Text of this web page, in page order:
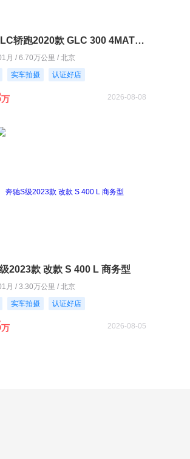
奔驰GLC轿跑2020款 GLC 300 4MATIC 轿跑SUV
月 / 6.70万公里 / 北京
实车拍摄 认证好店
万 2026-08-08
2023款 改款 S 400 L 商务型
月 / 3.30万公里 / 北京
实车拍摄 认证好店
万 2026-08-05